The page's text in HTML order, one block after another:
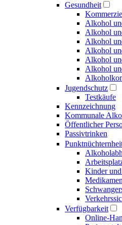
Gesundheit
Alkohol
Alkohol
Alkohol
Alkohol
Alkohol
Alkohol
Jugendschutz
Testkäufe
Kennzeichnung
Kommunale
Öffentlicher
Passivtrinken
Kinder
Verfügbarkeit
Online-